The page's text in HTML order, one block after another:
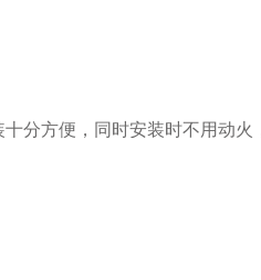
分方便，同时安装时不用动火